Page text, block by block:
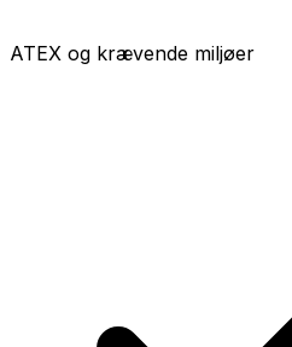
ATEX og krævende miljøer